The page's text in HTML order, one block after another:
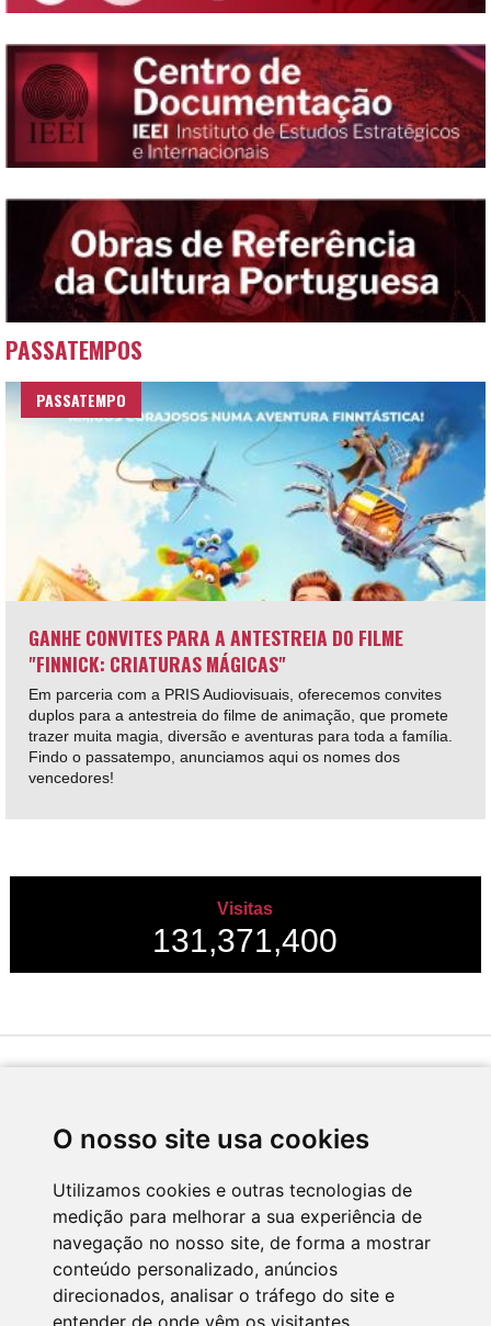
O nosso site usa cookies
Utilizamos cookies e outras tecnologias de
medição para melhorar a sua experiência de
navegação no nosso site, de forma a mostrar
conteúdo personalizado, anúncios
direcionados, analisar o tráfego do site e
entender de onde vêm os visitantes.
PASSATEMPOS
PASSATEMPO
GANHE CONVITES PARA A ANTESTREIA DO FILME
"FINNICK: CRIATURAS MÁGICAS"
Em parceria com a PRIS Audiovisuais, oferecemos convites
duplos para a antestreia do filme de animação, que promete
trazer muita magia, diversão e aventuras para toda a família.
Findo o passatempo, anunciamos aqui os nomes dos
vencedores!
Visitas
131,371,400